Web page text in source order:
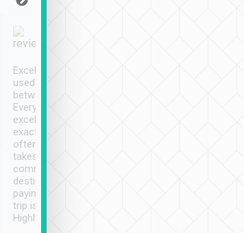
Excellent service. We have
used Tripool to travel
between cities in Taiwan.
Every driver has been
excellent and arrives
exactly on time. As there is
often limited English it
takes the difficulty out of
communicating the
destination details and
paying online prior to the
trip is very convenient.
Highly recommended